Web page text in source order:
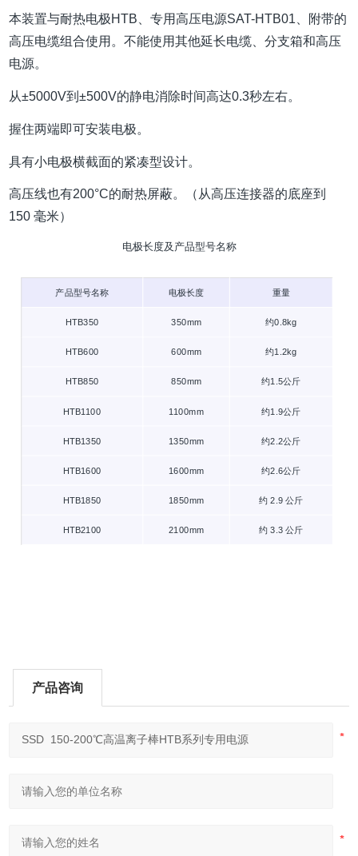
本装置与耐热电极HTB、专用高压电源SAT-HTB01、附带的
高压电缆组合使用。不能使用其他延长电缆、分支箱和高压
电源。
从±5000V到±500V的静电消除时间高达0.3秒左右。
握住两端即可安装电极。
具有小电极横截面的紧凑型设计。
高压线也有200°C的耐热屏蔽。
（从高压连接器的底座到
150 毫米）
电极长度及产品型号名称
产品型号名称 电极长度 重量
HTB350 350mm 约0.8kg
HTB600 600mm 约1.2kg
HTB850 850mm 约1.5公斤
HTB1100 1100mm 约1.9公斤
HTB1350 1350mm 约2.2公斤
HTB1600 1600mm 约2.6公斤
HTB1850 1850mm 约 2.9 公斤
HTB2100 2100mm 约 3.3 公斤
产品咨询